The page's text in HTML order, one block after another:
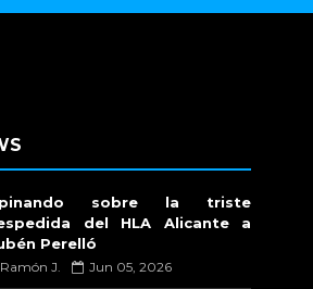
sobre la triste
del HLA Alicante a
Perelló
Ramón J. Jun 05, 2026